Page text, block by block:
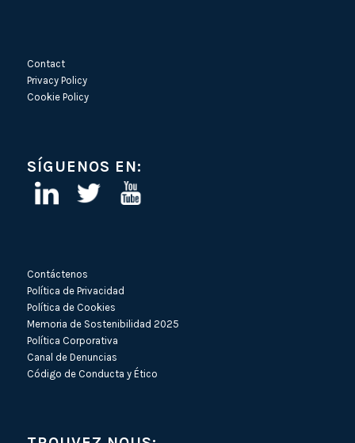
Contact
Privacy Policy
Cookie Policy
SÍGUENOS EN:
Contáctenos
Política de Privacidad
Política de Cookies
Memoria de Sostenibilidad 2025
Política Corporativa
Canal de Denuncias
Código de Conducta y Ético